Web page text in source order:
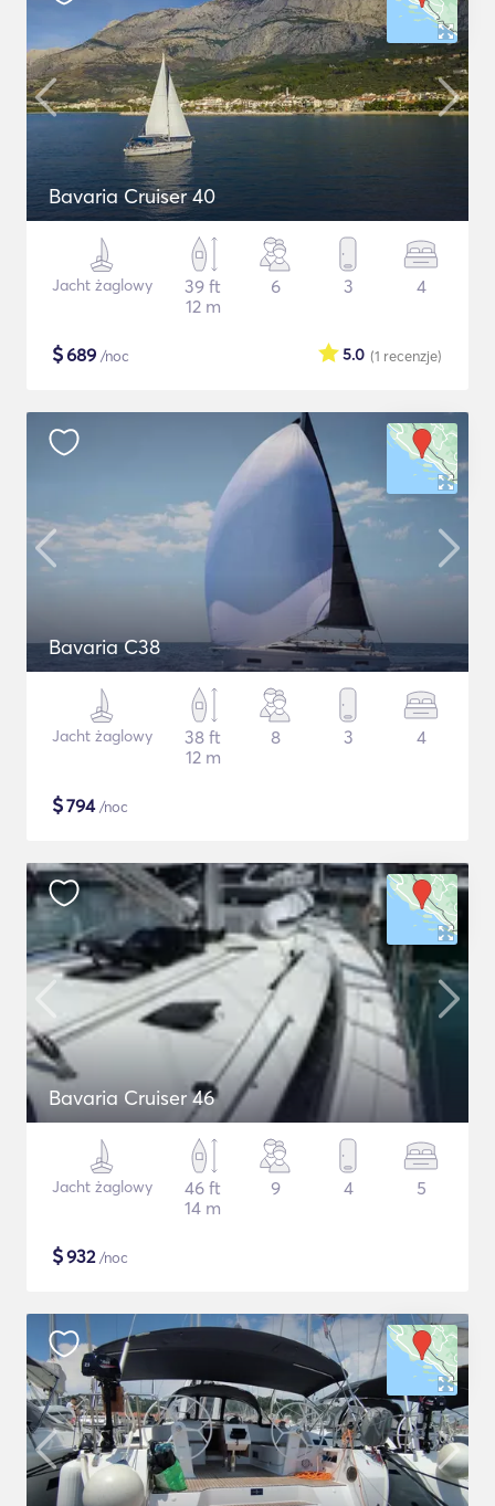
Bavaria Cruiser 40
Jacht żaglowy
39 ft
12 m
6 3 4
$689 /noc (1 recenzje)
5.0
Bavaria C38
Jacht żaglowy
38 ft
12 m
8 3 4
$794/noc
Bavaria Cruiser 46
Jacht żaglowy
46 ft
14 m
9 4 5
$932/noc